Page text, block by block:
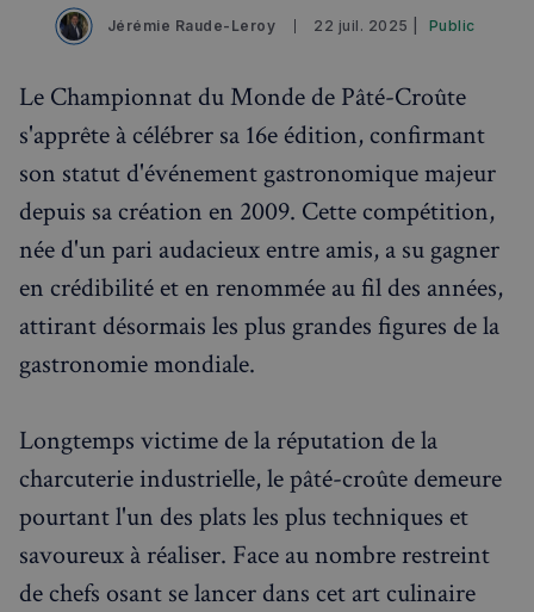
Jérémie Raude-Leroy 22 juil. 2025 | Public
Le Championnat du Monde de Pâté-Croûte
s'apprête à célébrer sa 16e édition, confirmant
son statut d'événement gastronomique majeur
depuis sa création en 2009. Cette compétition,
née d'un pari audacieux entre amis, a su gagner
en crédibilité et en renommée au fil des années,
attirant désormais les plus grandes figures de la
gastronomie mondiale.
Longtemps victime de la réputation de la
charcuterie industrielle, le pâté-croûte demeure
pourtant l'un des plats les plus techniques et
savoureux à réaliser. Face au nombre restreint
de chefs osant se lancer dans cet art culinaire